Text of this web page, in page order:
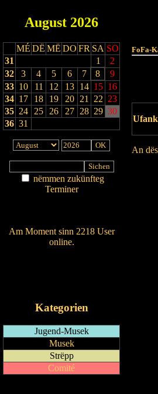
August 2026
MÉ DË MË DO FR SA SO
31
1
2
32
3 4 5 6 7 8
9
33 10 11 12 13 14 15 16
34 17 18 19 20 21 22 23
35 24 25 26 27 28 29 30
36 31
nëmmen zukünfteg
Terminer
Am Moment sinn 2218 User
online.
Kategorien
Jugend-Musek
Musek
Strëpp
Comité
FoFa-
An